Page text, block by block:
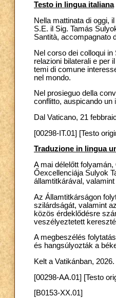
Testo in lingua italiana
Nella mattinata di oggi,
S.E. il Sig. Tamás
Santità, accompagnato
Nel corso dei colloqui
relazioni bilaterali e per
temi di comune
nel mondo.
Nel prosieguo della
conflitto, auspicando un
Dal Vaticano, 21
[00298-IT.01] [Testo
Traduzione in lingua
A mai délelőtt
Őexcellenciája Sulyok
államtitkárával,
Az Államtitkárságon
szilárdságát, valamint
közös érdeklődésre
veszélyeztetett
A megbeszélés
és hangsúlyozták a
Kelt a Vatikánban,
[00298-AA.01] [Testo
[B0153-XX.01]